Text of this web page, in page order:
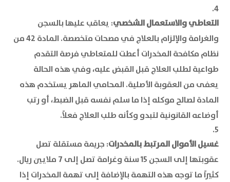
التعاطي والاستعمال الشخصي: يعاقب عليها بالسجن
والغرامة والإلزام بالعلاج في مصحات متخصصة. المادة 42 من
نظام مكافحة المخدرات أعطت للمتعاطي فرصة التقدم
طواعية لطلب العلاج قبل القبض عليه، وفي هذه الحالة
يعفى من العقوبة الأصلية. المحامي الماهر يستخدم هذه
المادة لصالح موكله إذا ما سلم نفسه قبل الضبط، أو رتب
أوضاعه القانونية لتبدو وكأنه طلب العلاج فعلاً.
غسيل الأموال المرتبط بالمخدرات: جريمة مستقلة تصل
عقوبتها إلى السجن 15 سنة وغرامة تصل إلى 7 ملايين ريال.
كثيراً ما توجه هذه التهمة بالإضافة إلى تهمة المخدرات إذا